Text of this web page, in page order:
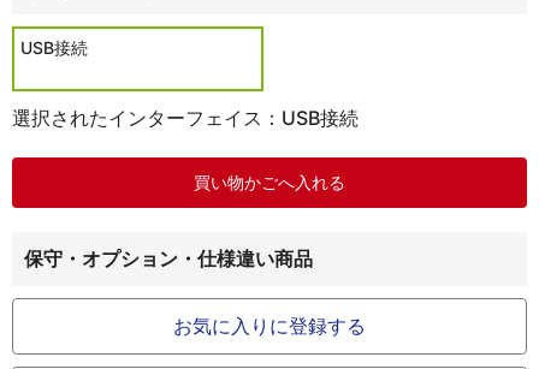
USB接続
選択されたインターフェイス：USB接続
保守・オプション・仕様違い商品
お気に入りに登録する